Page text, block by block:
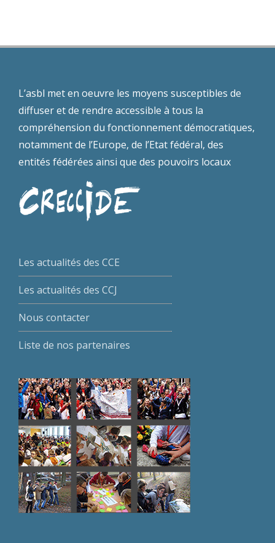
L’asbl met en oeuvre les moyens susceptibles de
diffuser et de rendre accessible à tous la
compréhension du fonctionnement démocratiques,
notamment de l’Europe, de l’Etat fédéral, des
entités fédérées ainsi que des pouvoirs locaux
Les actualités des CCE
Les actualités des CCJ
Nous contacter
Liste de nos partenaires